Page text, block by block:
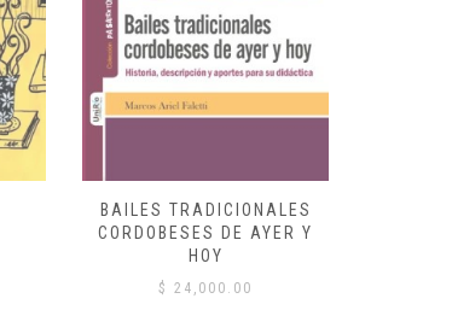
BAILES TRADICIONALES
CORDOBESES DE AYER Y
HOY
$ 24,000.00